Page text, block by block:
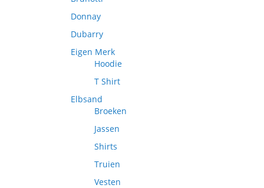
Donnay
Dubarry
Eigen Merk
Hoodie
T Shirt
Elbsand
Broeken
Jassen
Shirts
Truien
Vesten